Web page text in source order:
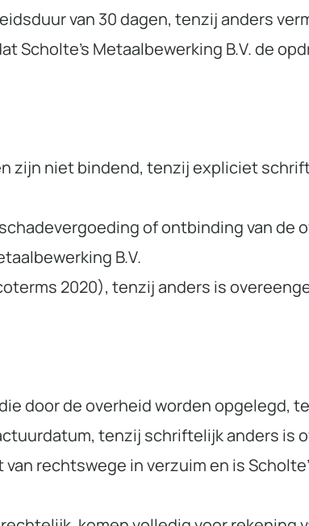
van 30 dagen, tenzij anders
Scholte’s Metaalbewerking B.V. de
zijn niet bindend, tenzij expliciet
of ontbinding van de
B.V.
2020), tenzij anders is
door de overheid worden opgelegd,
tenzij schriftelijk anders is
rechtswege in verzuim en is